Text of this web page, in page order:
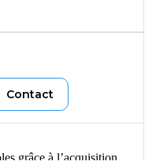
Contact
grâce à l’acquisition